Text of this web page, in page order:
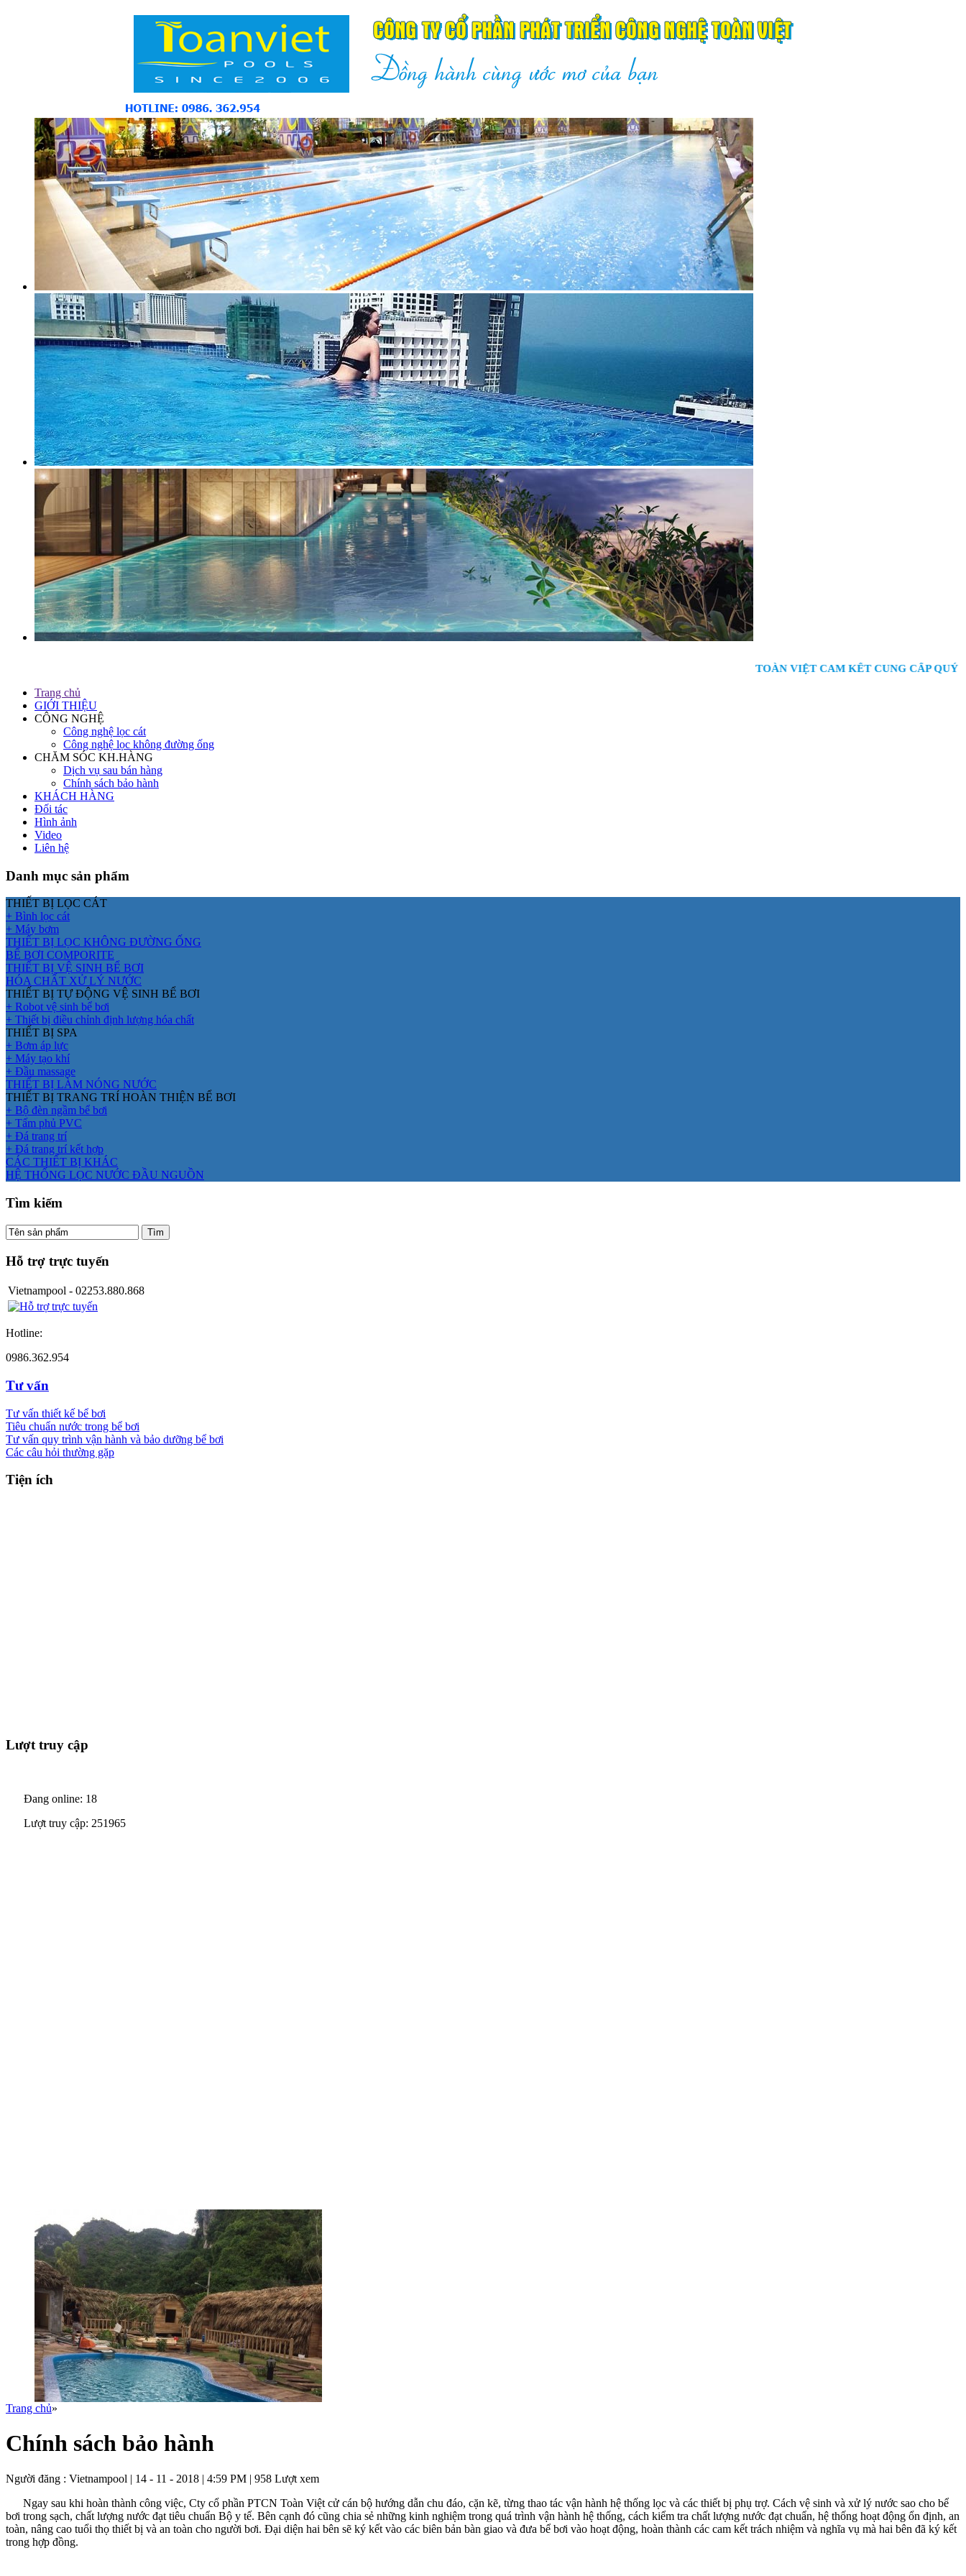
TOÀN VIỆT CAM KẾT CUNG CẤP QUÝ
Trang chủ
GIỚI THIỆU
CÔNG NGHỆ
Công nghệ lọc cát
Công nghệ lọc không đường ống
CHĂM SÓC KH.HÀNG
Dịch vụ sau bán hàng
Chính sách bảo hành
KHÁCH HÀNG
Đối tác
Hình ảnh
Video
Liên hệ
Danh mục sản phẩm
THIẾT BỊ LỌC CÁT
+ Bình lọc cát
+ Máy bơm
THIẾT BỊ LỌC KHÔNG ĐƯỜNG ỐNG
BỂ BƠI COMPORITE
THIẾT BỊ VỆ SINH BỂ BƠI
HÓA CHẤT XỬ LÝ NƯỚC
THIẾT BỊ TỰ ĐỘNG VỆ SINH BỂ BƠI
+ Robot vệ sinh bể bơi
+ Thiết bị điều chỉnh định lượng hóa chất
THIẾT BỊ SPA
+ Bơm áp lực
+ Máy tạo khí
+ Đầu massage
THIẾT BỊ LÀM NÓNG NƯỚC
THIẾT BỊ TRANG TRÍ HOÀN THIỆN BỂ BƠI
+ Bộ đèn ngầm bể bơi
+ Tấm phủ PVC
+ Đá trang trí
+ Đá trang trí kết hợp
CÁC THIẾT BỊ KHÁC
HỆ THỐNG LỌC NƯỚC ĐẦU NGUỒN
Tìm kiếm
Hỗ trợ trực tuyến
Vietnampool - 02253.880.868
Hotline:
0986.362.954
Tư vấn
Tư vấn thiết kế bể bơi
Tiêu chuẩn nước trong bể bơi
Tư vấn quy trình vận hành và bảo dưỡng bể bơi
Các câu hỏi thường gặp
Tiện ích
Lượt truy cập
Đang online: 18
Lượt truy cập: 251965
Trang chủ»
Chính sách bảo hành
Người đăng : Vietnampool | 14 - 11 - 2018 | 4:59 PM | 958 Lượt xem
Ngay sau khi hoàn thành công việc, Cty cổ phần PTCN Toàn Việt cử cán bộ hướng dẫn chu đáo, cặn kẽ, từng thao tác vận hành hệ thống lọc và các thiết bị phụ trợ. Cách vệ sinh và xử lý nước sao cho bể
bơi trong sạch, chất lượng nước đạt tiêu chuẩn Bộ y tế. Bên cạnh đó cũng chia sẻ những kinh nghiệm trong quá trình vận hành hệ thống, cách kiểm tra chất lượng nước đạt chuẩn, hệ thống hoạt động ổn định, an
toàn, nâng cao tuổi thọ thiết bị và an toàn cho người bơi. Đại diện hai bên sẽ ký kết vào các biên bản bàn giao và đưa bể bơi vào hoạt động, hoàn thành các cam kết trách nhiệm và nghĩa vụ mà hai bên đã ký kết
trong hợp đồng.